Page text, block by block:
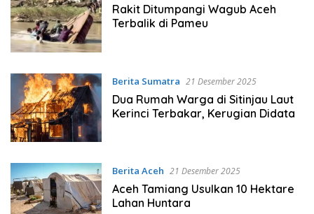
Rakit Ditumpangi Wagub Aceh
Terbalik di Pameu
Berita Sumatra 21 Desember 2025
Dua Rumah Warga di Sitinjau Laut
Kerinci Terbakar, Kerugian Didata
Berita Aceh 21 Desember 2025
Aceh Tamiang Usulkan 10 Hektare
Lahan Huntara